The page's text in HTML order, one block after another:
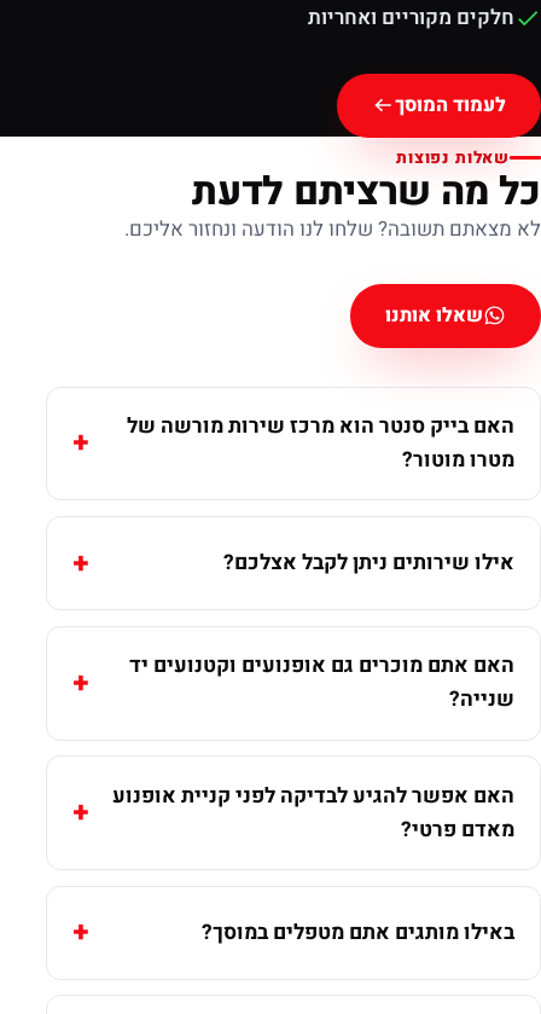
חלקים מקוריים ואחריות
לעמוד המוסך
שאלות נפוצות
כל מה שרציתם לדעת
לא מצאתם תשובה? שלחו לנו הודעה ונחזור אליכם.
שאלו אותנו
האם בייק סנטר הוא מרכז שירות מורשה של
מטרו מוטור?
אילו שירותים ניתן לקבל אצלכם?
האם אתם מוכרים גם אופנועים וקטנועים יד
שנייה?
האם אפשר להגיע לבדיקה לפני קניית אופנוע
מאדם פרטי?
באילו מותגים אתם מטפלים במוסך?